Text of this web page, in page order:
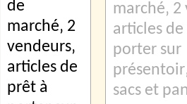
marché‚ 2
articles
porter sur
sacs et